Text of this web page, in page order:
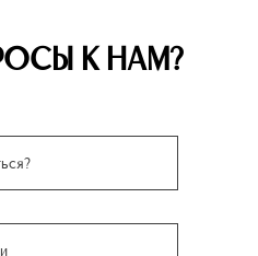
К НАМ?